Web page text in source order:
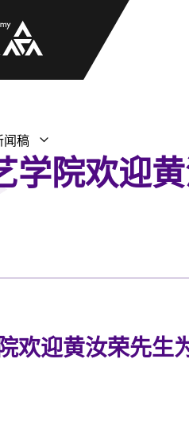
闻稿 打开子菜单
关闭子菜单
学院欢迎
欢迎黄汝荣先生